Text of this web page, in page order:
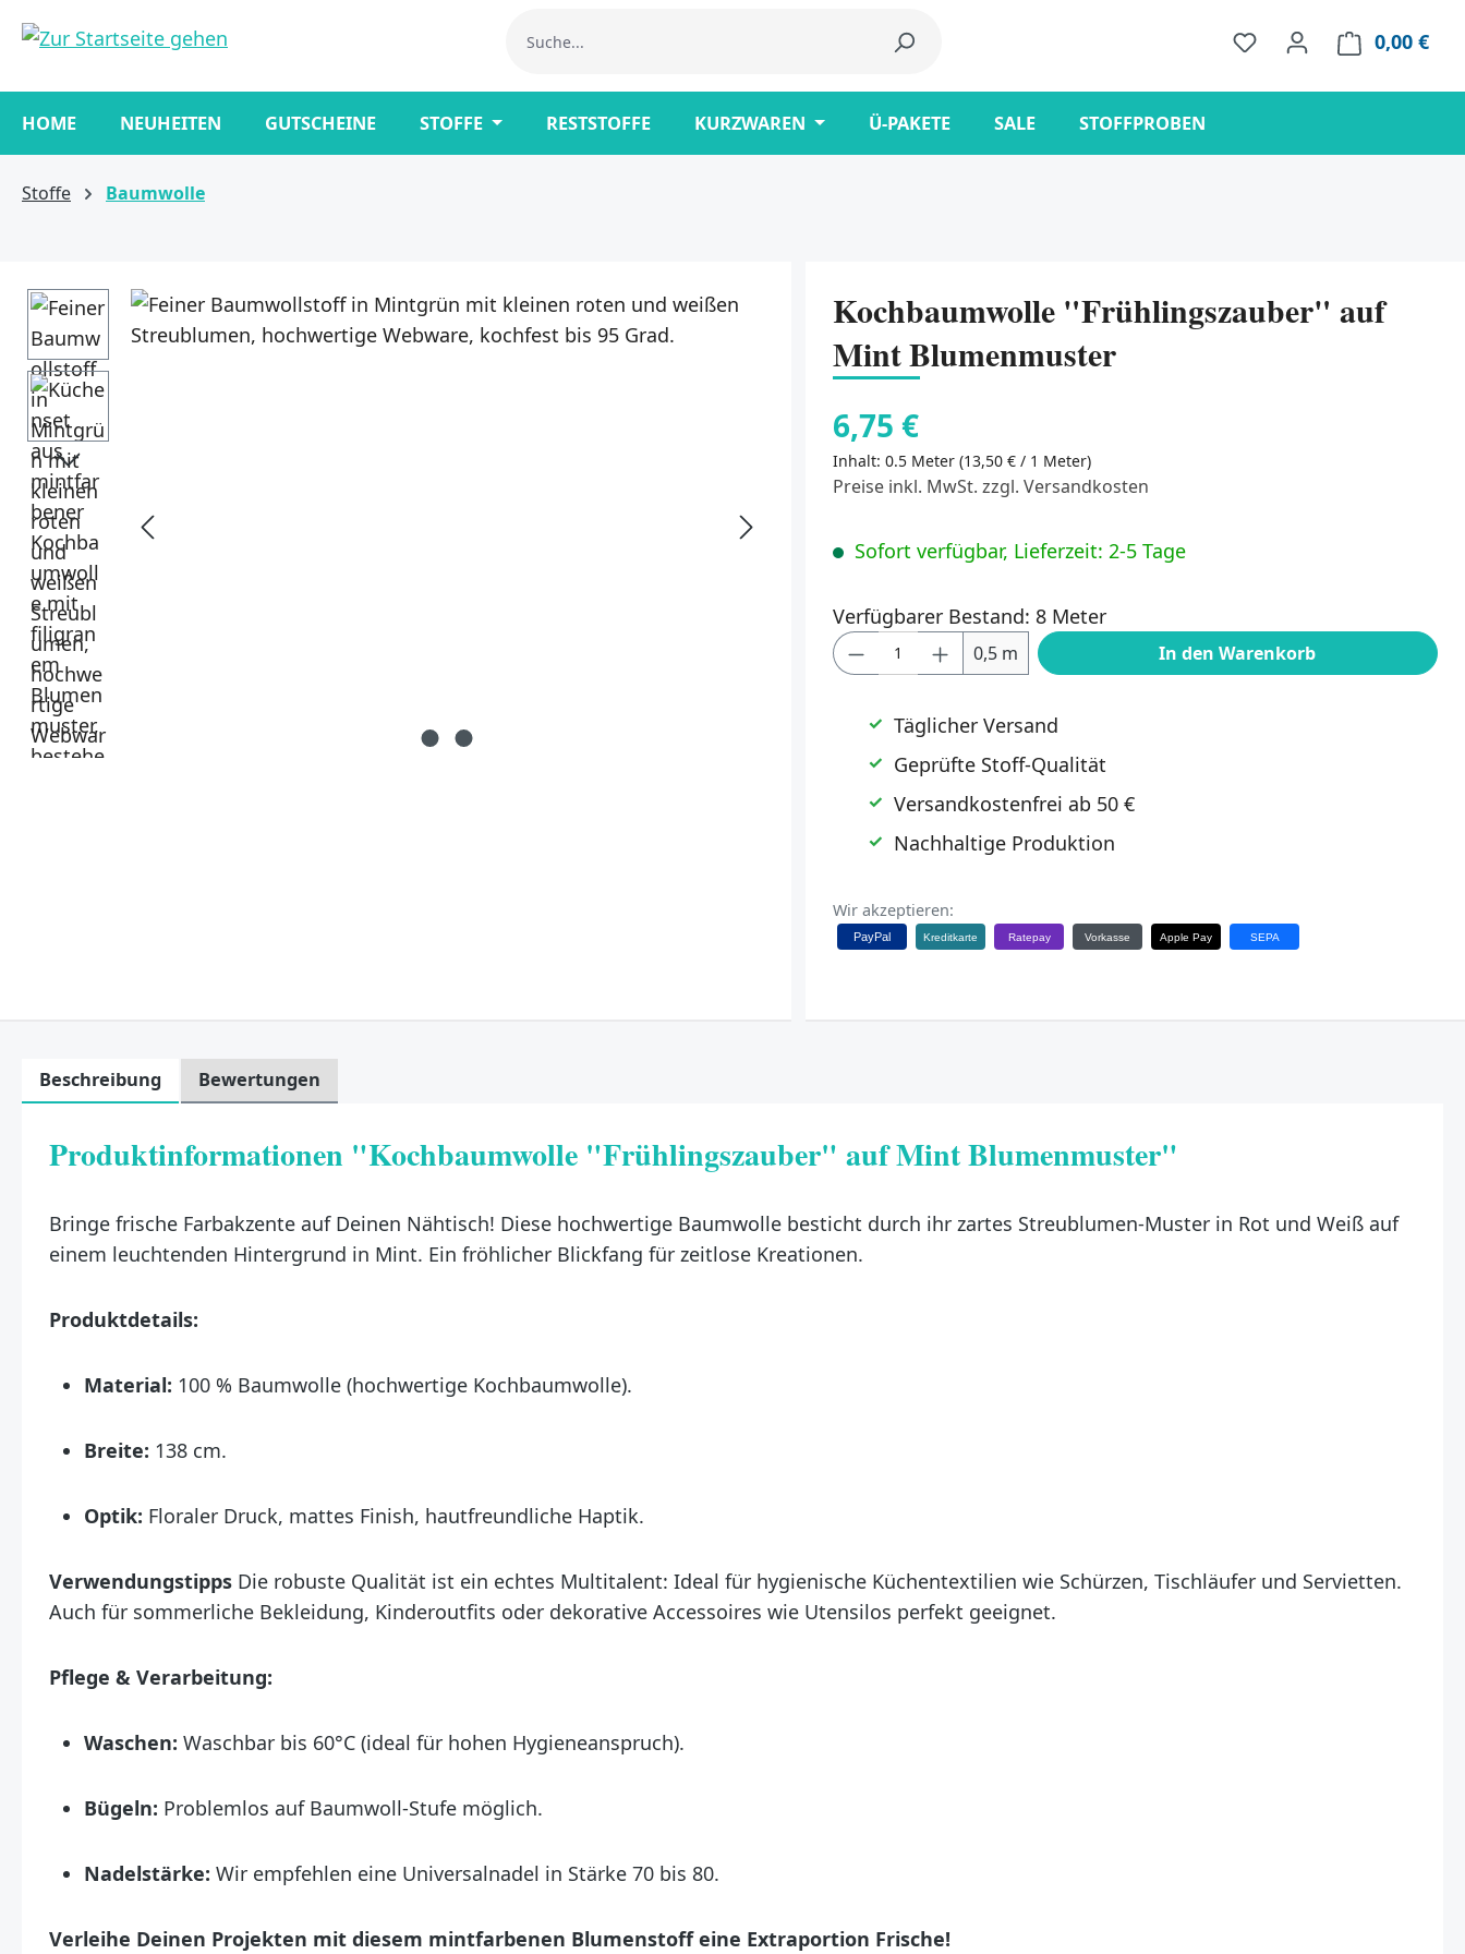
Zur Hauptnavigation springen
0,00 €
HOME NEUHEITEN GUTSCHEINE STOFFE RESTSTOFFE KURZWAREN Ü-PAKETE SALE STOFFPROBEN
Stoffe Baumwolle
Bildergalerie überspringen
Kochbaumwolle "Frühlingszauber" auf
Mint Blumenmuster
6,75 €
Inhalt:0.5 Meter(13,50 € / 1 Meter)
Preise inkl. MwSt. zzgl. Versandkosten
Sofort verfügbar, Lieferzeit: 2-5 Tage
Verfügbarer Bestand: 8 Meter
Produkt Anzahl: Gib den gewünschten Wert ein
0,5 m In den Warenkorb
Täglicher Versand
Geprüfte Stoff-Qualität
Versandkostenfrei ab 50 €
Nachhaltige Produktion
Wir akzeptieren:
PayPal Kreditkarte Ratepay Vorkasse Apple Pay SEPA
Beschreibung Bewertungen
Produktinformationen "Kochbaumwolle "Frühlingszauber" auf Mint Blumenmuster"
Bringe frische Farbakzente auf Deinen Nähtisch! Diese hochwertige Baumwolle besticht durch ihr zartes Streublumen-Muster in Rot und Weiß auf
einem leuchtenden Hintergrund in Mint. Ein fröhlicher Blickfang für zeitlose Kreationen.
Produktdetails:
Material: 100 % Baumwolle (hochwertige Kochbaumwolle).
Breite: 138 cm.
Optik: Floraler Druck, mattes Finish, hautfreundliche Haptik.
Verwendungstipps Die robuste Qualität ist ein echtes Multitalent: Ideal für hygienische Küchentextilien wie Schürzen, Tischläufer und Servietten.
Auch für sommerliche Bekleidung, Kinderoutfits oder dekorative Accessoires wie Utensilos perfekt geeignet.
Pflege & Verarbeitung:
Waschen: Waschbar bis 60°C (ideal für hohen Hygieneanspruch).
Bügeln: Problemlos auf Baumwoll-Stufe möglich.
Nadelstärke: Wir empfehlen eine Universalnadel in Stärke 70 bis 80.
Verleihe Deinen Projekten mit diesem mintfarbenen Blumenstoff eine Extraportion Frische!